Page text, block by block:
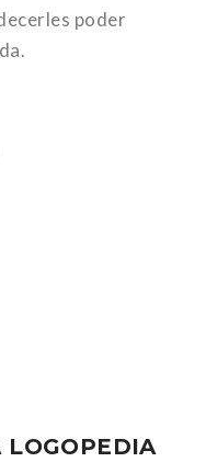
poder
LOGOPEDIA